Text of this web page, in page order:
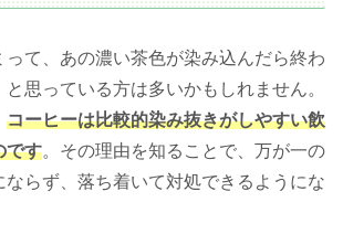
って、あの濃い茶色が染み込んだら終わ
思っている方は多いかもしれません。
コーヒーは比較的染み抜きがしやすい飲
です。その理由を知ることで、万が一の
ならず、落ち着いて対処できるようにな